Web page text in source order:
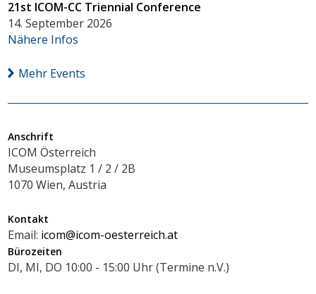
21st ICOM-CC Triennial Conference
14. September 2026
Nähere Infos
Mehr Events
Anschrift
ICOM Österreich
Museumsplatz 1 / 2 / 2B
1070 Wien, Austria
Kontakt
Email: icom@icom-oesterreich.at
Bürozeiten
DI, MI, DO 10:00 - 15:00 Uhr (Termine n.V.)